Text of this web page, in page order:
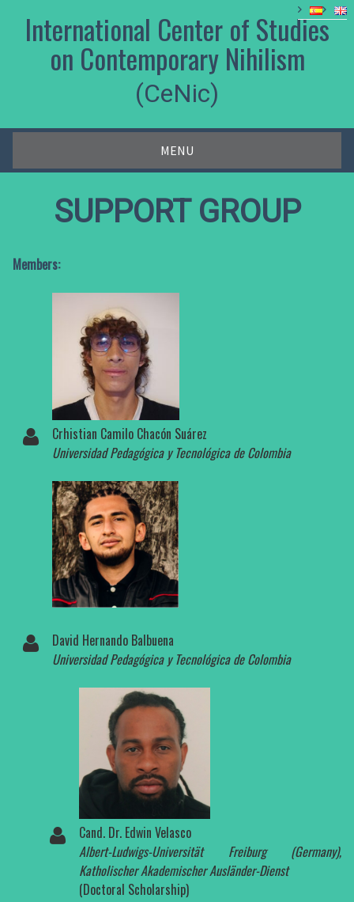
contentInternational Center of Studies
on Contemporary Nihilism
(CeNic)
MENU
SUPPORT GROUP
Members:
Crhistian Camilo Chacón Suárez
Universidad Pedagógica y Tecnológica de Colombia
David Hernando Balbuena
Universidad Pedagógica y Tecnológica de Colombia
Cand. Dr. Edwin Velasco
Albert-Ludwigs-Universität Freiburg (Germany),
Katholischer Akademischer Ausländer-Dienst
(Doctoral Scholarship)